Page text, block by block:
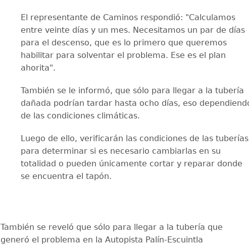
El representante de Caminos respondió: "Calculamos
entre veinte días y un mes. Necesitamos un par de días
para el descenso, que es lo primero que queremos
habilitar para solventar el problema. Ese es el plan
ahorita".
También se le informó, que sólo para llegar a la tubería
dañada podrían tardar hasta ocho días, eso
de las condiciones climáticas.
Luego de ello, verificarán las condiciones de las tuberías
para determinar si es necesario cambiarlas en su
totalidad o pueden únicamente cortar y reparar donde
se encuentra el tapón.
También se reveló que sólo para llegar a la tubería que
generó el problema en la Autopista Palín-Escuintla